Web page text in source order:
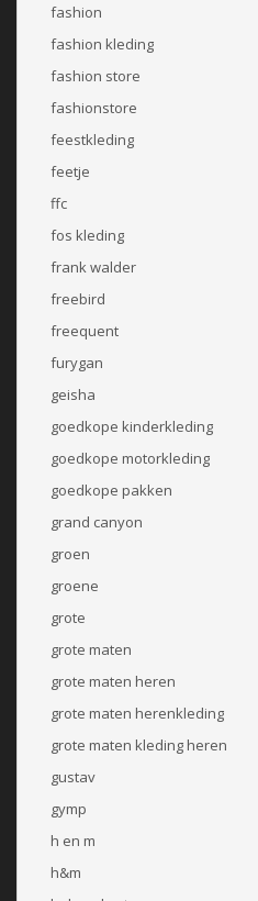
fashion
fashion kleding
fashion store
fashionstore
feestkleding
feetje
ffc
fos kleding
frank walder
freebird
freequent
furygan
geisha
goedkope kinderkleding
goedkope motorkleding
goedkope pakken
grand canyon
groen
groene
grote
grote maten
grote maten heren
grote maten herenkleding
grote maten kleding heren
gustav
gymp
h en m
h&m